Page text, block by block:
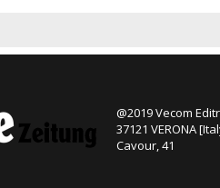
@2019 Vecom
37121 VERONA
Cavour, 41